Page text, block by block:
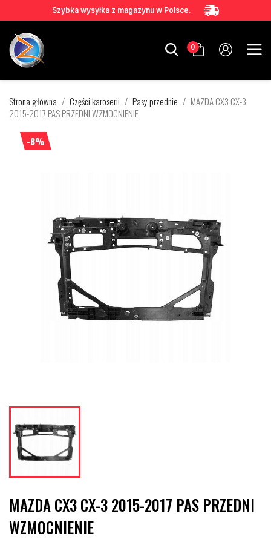
Szybka wysyłka z magazynu w Polsce.
0
Strona główna Części karoserii Pasy przednie
MAZDA CX3 CX-3
2015-2017 PAS PRZEDNI WZMOCNIENIE
-8%
MAZDA CX3 CX-3 2015-2017 PAS PRZEDNI
WZMOCNIENIE